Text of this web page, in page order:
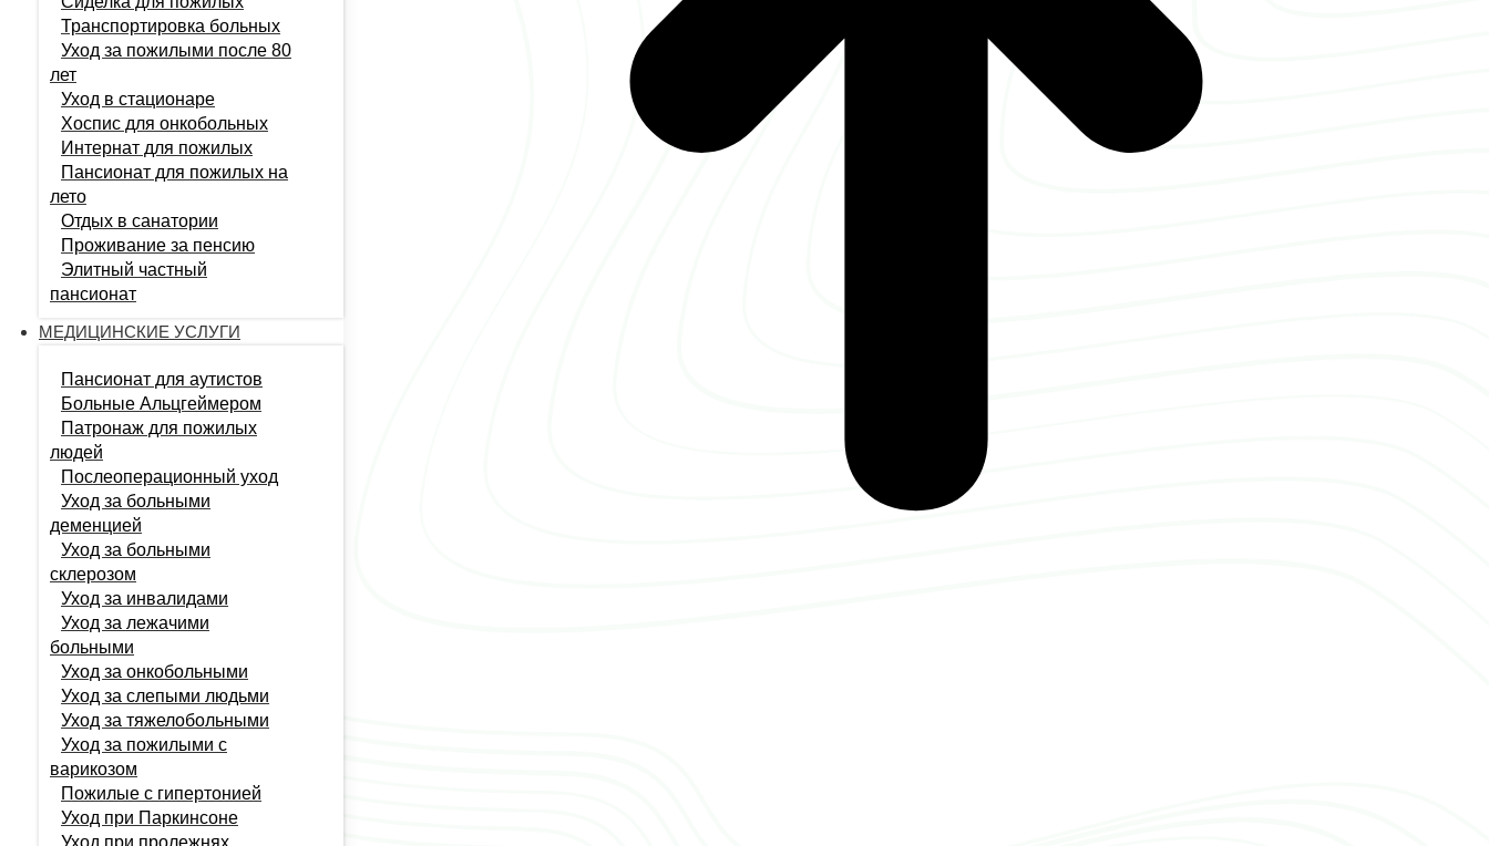
Транспортировка больных
Уход за пожилыми после 80
лет
Уход в стационаре
Хоспис для онкобольных
Интернат для пожилых
Пансионат для пожилых на
лето
Отдых в санатории
Проживание за пенсию
Элитный частный
пансионат
МЕДИЦИНСКИЕ УСЛУГИ
Пансионат для аутистов
Больные Альцгеймером
Патронаж для пожилых
людей
Послеоперационный уход
Уход за больными
деменцией
Уход за больными
склерозом
Уход за инвалидами
Уход за лежачими
больными
Уход за онкобольными
Уход за слепыми людьми
Уход за тяжелобольными
Уход за пожилыми с
варикозом
Пожилые с гипертонией
Уход при Паркинсоне
Уход при пролежнях
Продолжая просмотр сайта, я
соглашаюсь с использованием файлов
cookie в соответствии с
конфиденциальности
Отказаться